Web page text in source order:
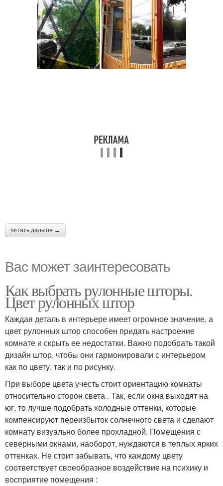
читать дальше →
Вас может заинтересовать
Как выбрать рулонные шторы.
Цвет рулонных штор
Каждая деталь в интерьере имеет огромное значение, а
цвет рулонных штор способен придать настроение
комнате и скрыть ее недостатки. Важно подобрать такой
дизайн штор, чтобы они гармонировали с интерьером
как по цвету, так и по рисунку.
При выборе цвета учесть стоит ориентацию комнаты
относительно сторон света . Так, если окна выходят на
юг, то лучше подобрать холодные оттенки, которые
компенсируют переизбыток солнечного света и сделают
комнату визуально более прохладной. Помещения с
северными окнами, наоборот, нуждаются в теплых ярких
оттенках. Не стоит забывать, что каждому цвету
соответствует своеобразное воздействие на психику и
восприятие помещения :